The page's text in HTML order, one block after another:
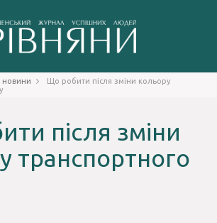
новини
Що робити після зміни кольору
після зміни
транспортного